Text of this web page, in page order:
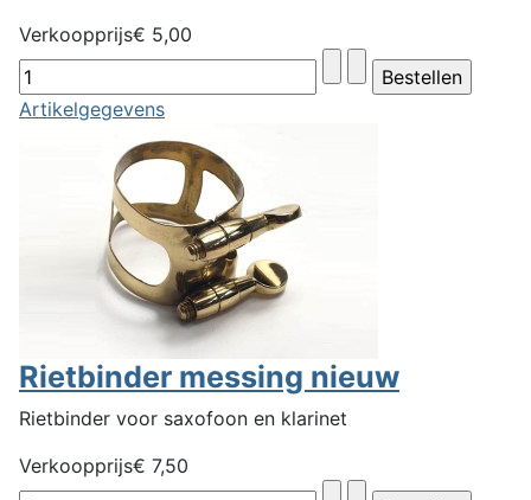
Verkoopprijs€ 5,00
Artikelgegevens
Rietbinder messing nieuw
Rietbinder voor saxofoon en klarinet
Verkoopprijs€ 7,50